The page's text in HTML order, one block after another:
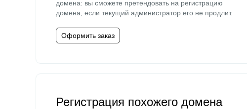
домена: вы сможете претендовать на регистрацию
домена, если текущий администратор его не продлит.
Оформить заказ
Регистрация похожего домена